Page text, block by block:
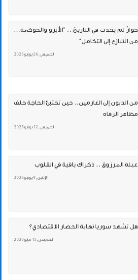
حوارٌ لم يحدث في التاريخ .. "الأيزو والحوكمة…
من التنازع إلى التكامل"
الخميس , 26 يونيو 2025
من الديون إلى الغارمين.. حين تختبئ الحاجة خلف
مظاهر الرفاه
الخميس , 12 يونيو 2025
عبلة المرزوق .. ذكراك باقية في القلوب
الإثنين , 9 يونيو 2025
هل تشهد سوريا نهاية الحصار الاقتصادي؟
الخميس , 15 مايو 2025